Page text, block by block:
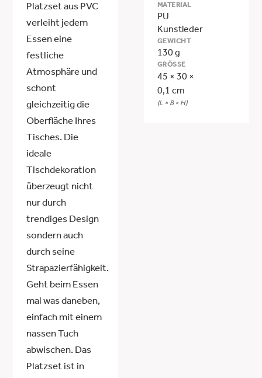
Platzset aus PVC
verleiht jedem
Essen eine
festliche
Atmosphäre und
schont
gleichzeitig die
Oberfläche Ihres
Tisches. Die
ideale
Tischdekoration
überzeugt nicht
nur durch
trendiges Design
sondern auch
durch seine
Strapazierfähigkeit.
Geht beim Essen
mal was daneben,
einfach mit einem
nassen Tuch
abwischen. Das
Platzset ist in
MATERIAL
PU
Kunstleder
GEWICHT
130 g
GRÖSSE
45 × 30 ×
0,1 cm
(L × B × H)